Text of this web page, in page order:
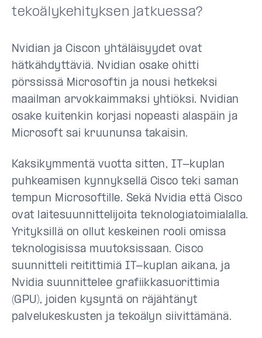
tekoälykehityksen jatkuessa?
Nvidian ja Ciscon yhtäläisyydet ovat
hätkähdyttäviä. Nvidian osake ohitti
pörssissä Microsoftin ja nousi hetkeksi
maailman arvokkaimmaksi yhtiöksi. Nvidian
osake kuitenkin korjasi nopeasti alaspäin ja
Microsoft sai kruununsa takaisin.
Kaksikymmentä vuotta sitten, IT-kuplan
puhkeamisen kynnyksellä Cisco teki saman
tempun Microsoftille. Sekä Nvidia että Cisco
ovat laitesuunnittelijoita teknologiatoimialalla.
Yrityksillä on ollut keskeinen rooli omissa
teknologisissa muutoksissaan. Cisco
suunnitteli reitittimiä IT-kuplan aikana, ja
Nvidia suunnittelee grafiikkasuorittimia
(GPU), joiden kysyntä on räjähtänyt
palvelukeskusten ja tekoälyn siivittämänä.